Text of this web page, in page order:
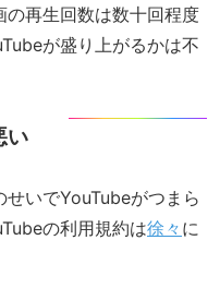
再生回数は数十回程度
が盛り上がるかは不
い
いでYouTubeがつまら
の利用規約は徐々 に